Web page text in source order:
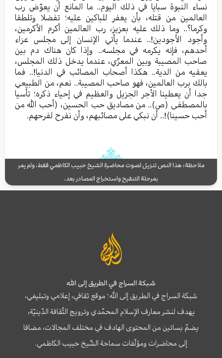
نساء النبوة سبايا في ذلك اليوم.. ما المانع أن يعوّض رب
العالمين من قتله، بأن يغفر للباكين عليه؛ تفضلا وتلطفا
وكرما؟.. وما ذلك عليه بعزيز، رب العالمين أكرم الأكرمين،
وأجود الأجودين!.. عندما يأتي الإنسان إلى مجلس عزاء
أحدهم، فإنه يكرمه في مجلسه.. وإذا كان هناك دم بين
صاحب المصيبة وبين المعزّي، عندما يدخل ذلك المجلس،
يعفيه من الدية.. هكذا أصحاب المصائب في الدنيا!.. فما
بالك برب العالمين، فهو صاحب المصيبة.. نعم، من الطبيعي
جدا أن يعطينا الأجر الجزيل والعظيم في إحياء ذكره؛ تأسيا
بالمصطفى (ص).. من مصاديق حب الحسين، (أحب الله من
أحب حسينا)!.. أن نبكي على مصائبهم، وأن نفرح لفرحهم.
ملاحظة: هذا النص تنزيل لصوت محاضرة الشيخ حبيب الكاظمي فقط، ولم يمر
بمرحلة التنقيح واستخراج المصادر بعد.
شبكة السراج في الطريق إلى الله
شبكة السراج في الطريق إلى الله؛ موقع ثقافي، إعلامي وتبليغي،
يهدف لنشر معارف الإسلام المحمّدي وترويج الثّقافة الدّينيّة،
يضمّ بساتين من المحتوى الهادف في مختلف المجالات، مضافا
إلى محاضرات ومؤلّفات سماحة الشّيخ حبيب الكاظمي.